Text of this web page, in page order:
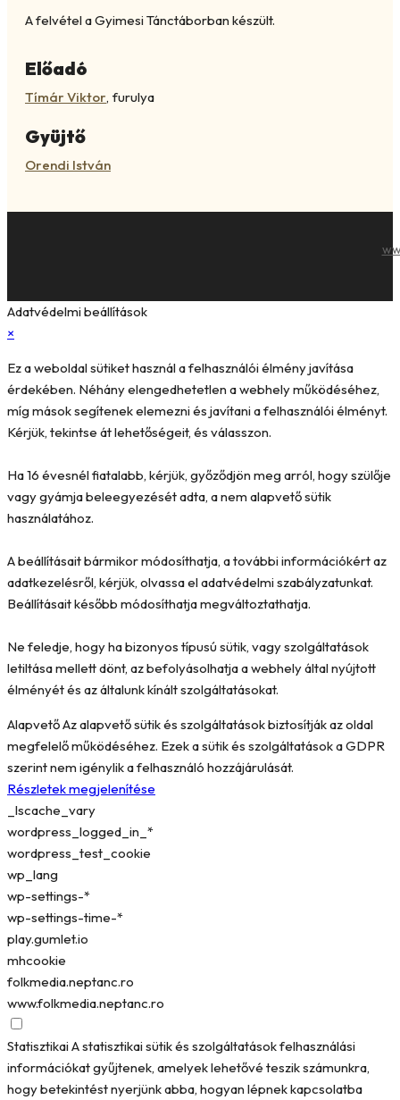
A felvétel a Gyimesi Tánctáborban készült.
Előadó
Tímár Viktor, furulya
Gyüjtő
Orendi István
Adatvédelmi beállítások
×
Ez a weboldal sütiket használ a felhasználói élmény javítása
érdekében. Néhány elengedhetetlen a webhely működéséhez,
míg mások segítenek elemezni és javítani a felhasználói élményt.
Kérjük, tekintse át lehetőségeit, és válasszon.
Ha 16 évesnél fiatalabb, kérjük, győződjön meg arról, hogy szülője
vagy gyámja beleegyezését adta, a nem alapvető sütik
használatához.
A beállításait bármikor módosíthatja, a további információkért az
adatkezelésről, kérjük, olvassa el adatvédelmi szabályzatunkat.
Beállításait később módosíthatja megváltoztathatja.
Ne feledje, hogy ha bizonyos típusú sütik, vagy szolgáltatások
letiltása mellett dönt, az befolyásolhatja a webhely által nyújtott
élményét és az általunk kínált szolgáltatásokat.
AlapvetőAz alapvető sütik és szolgáltatások biztosítják az oldal
megfelelő működéséhez. Ezek a sütik és szolgáltatások a GDPR
szerint nem igénylik a felhasználó hozzájárulását.
Részletek megjelenítése
_lscache_vary
wordpress_logged_in_*
wordpress_test_cookie
wp_lang
wp-settings-*
wp-settings-time-*
play.gumlet.io
mhcookie
folkmedia.neptanc.ro
www.folkmedia.neptanc.ro
StatisztikaiA statisztikai sütik és szolgáltatások felhasználási
információkat gyűjtenek, amelyek lehetővé teszik számunkra,
hogy betekintést nyerjünk abba, hogyan lépnek kapcsolatba